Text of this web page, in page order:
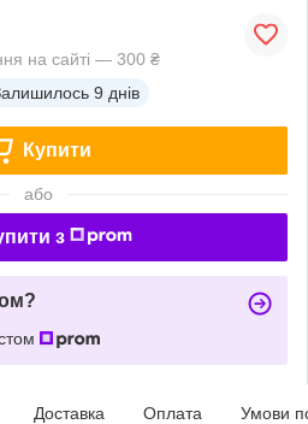
на сайті — 300 ₴
9 днів
Купити
або
з
Доставка Оплата Умови